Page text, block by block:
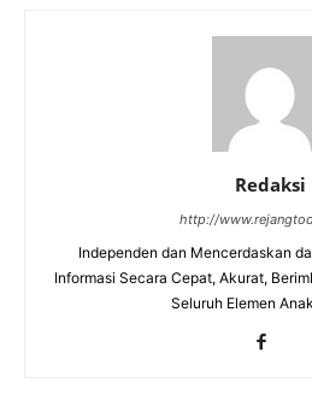
Redaksi
http://
Independen dan Mencerdaskan
Informasi Secara Cepat, Akurat,
Seluruh Elemen